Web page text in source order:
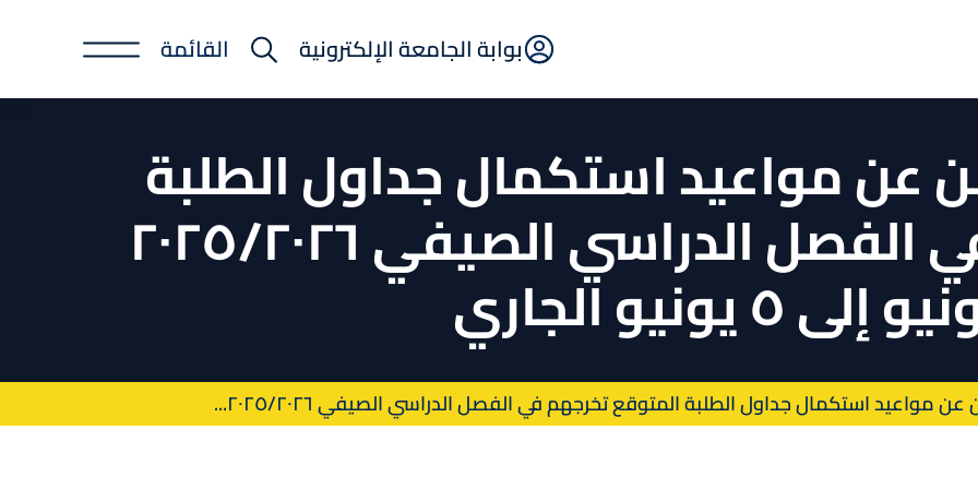
E-
Portal
بوابة الجامعة الإلكترونية القائمة
عن مواعيد استكمال جداول الطلبة
المتوقع تخرجهم في الفصل الدراسي الصيفي ٢٠٢٥/٢٠٢٦
مواعيد استكمال جداول الطلبة المتوقع تخرجهم في الفصل الدراسي الصيفي ٢٠٢٥/٢٠٢٦...